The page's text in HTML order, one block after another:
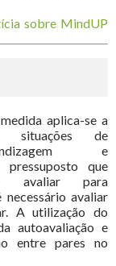
sobre MindUP
aplica-se a
situações de
e
pressuposto que
avaliar para
necessário avaliar
A utilização do
autoavaliação e
entre pares no